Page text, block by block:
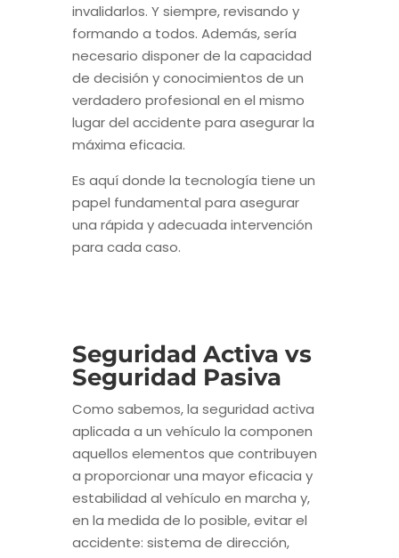
invalidarlos. Y siempre, revisando y
formando a todos. Además, sería
necesario disponer de la capacidad
de decisión y conocimientos de un
verdadero profesional en el mismo
lugar del accidente para asegurar la
máxima eficacia.
Es aquí donde la tecnología tiene un
papel fundamental para asegurar
una rápida y adecuada intervención
para cada caso.
Seguridad Activa vs
Seguridad Pasiva
Como sabemos, la seguridad activa
aplicada a un vehículo la componen
aquellos elementos que contribuyen
a proporcionar una mayor eficacia y
estabilidad al vehículo en marcha y,
en la medida de lo posible, evitar el
accidente: sistema de dirección,